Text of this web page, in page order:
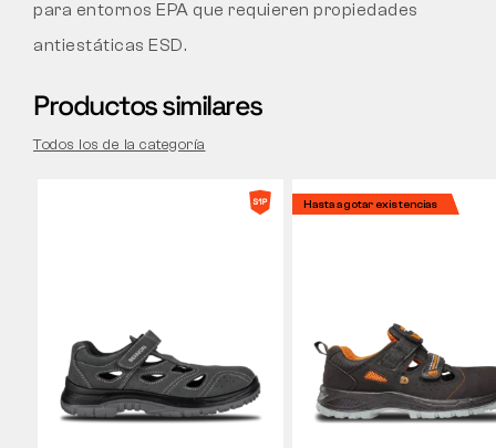
para entornos EPA que requieren propiedades
antiestáticas ESD.
Productos similares
Todos los de la categoría
Hasta agotar existencias